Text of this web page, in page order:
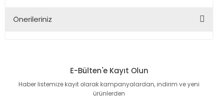
Önerileriniz
Görüş ve önerileriniz için teşekkür ederiz.
Ürün resmi kalitesiz, bozuk veya görüntülenemiyor.
E-Bülten'e Kayıt Olun
Haber listemize kayıt olarak kampanyalardan, indirim ve yeni
ürünlerden